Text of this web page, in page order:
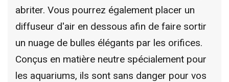
abriter. Vous pourrez également placer un
diffuseur d'air en dessous afin de faire sortir
un nuage de bulles élégants par les orifices.
Conçus en matière neutre spécialement pour
les aquariums, ils sont sans danger pour vos